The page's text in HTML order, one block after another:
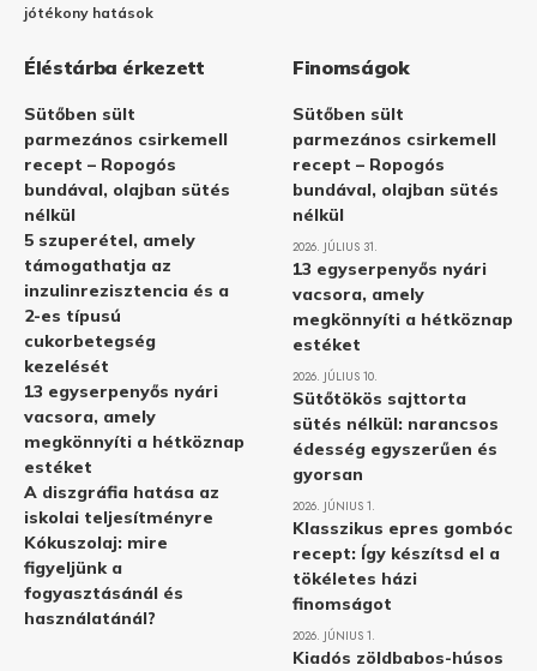
jótékony hatások
Éléstárba érkezett
Sütőben sült
parmezános csirkemell
recept – Ropogós
bundával, olajban sütés
nélkül
5 szuperétel, amely
támogathatja az
inzulinrezisztencia és a
2-es típusú
cukorbetegség
kezelését
13 egyserpenyős nyári
vacsora, amely
megkönnyíti a hétköznap
estéket
A diszgráfia hatása az
iskolai teljesítményre
Kókuszolaj: mire
figyeljünk a
fogyasztásánál és
használatánál?
Finomságok
Sütőben sült
parmezános csirkemell
recept – Ropogós
bundával, olajban sütés
nélkül
2026. JÚLIUS 31.
13 egyserpenyős nyári
vacsora, amely
megkönnyíti a hétköznap
estéket
2026. JÚLIUS 10.
Sütőtökös sajttorta
sütés nélkül: narancsos
édesség egyszerűen és
gyorsan
2026. JÚNIUS 1.
Klasszikus epres gombóc
recept: Így készítsd el a
tökéletes házi
finomságot
2026. JÚNIUS 1.
Kiadós zöldbabos-húsos